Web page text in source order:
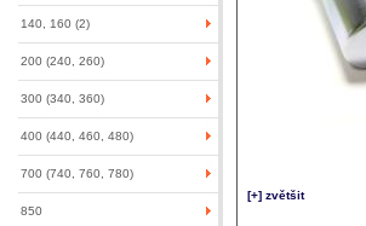
140, 160 (2)
200 (240, 260)
300 (340, 360)
400 (440, 460, 480)
700 (740, 760, 780)
850
[+] zvětšit